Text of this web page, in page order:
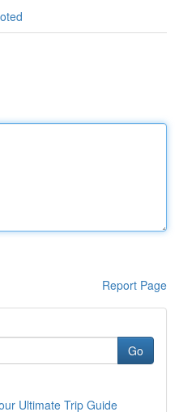
Report Page
Go
Ultimate Trip Guide